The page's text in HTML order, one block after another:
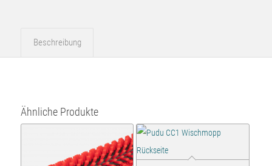
Beschreibung
Ähnliche Produkte